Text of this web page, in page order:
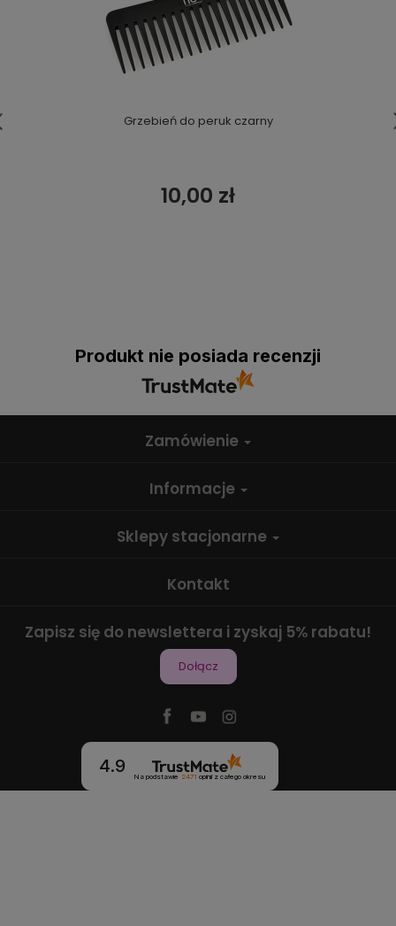
Grzebień do peruk czarny
10,00 zł
Produkt nie posiada recenzji
Zamówienie
Informacje
Sklepy stacjonarne
Kontakt
Zapisz się do newslettera i zyskaj 5% rabatu!
Dołącz
4.9
Na podstawie 2471 opinii z całego okresu